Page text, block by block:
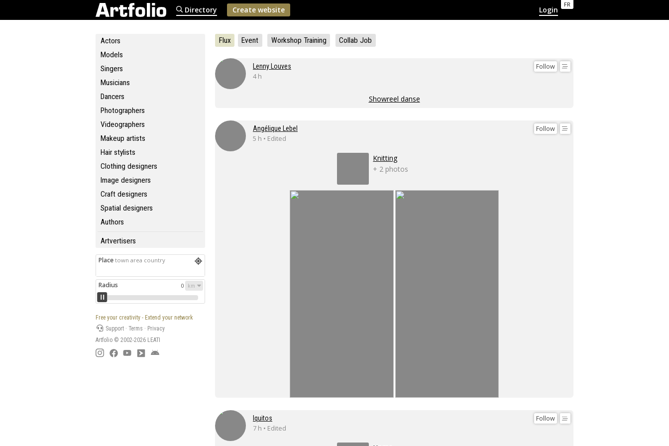
FR
Directory Create website Login
Actors
Models
Singers
Musicians
Dancers
Photographers
Videographers
Makeup artists
Hair stylists
Clothing designers
Image designers
Craft designers
Spatial designers
Authors
Artvertisers
Place town area country
Radius 0
Free your creativity - Extend your network
Support ·Terms · Privacy
Artfolio © 2002-2026 LEATI
Flux Event Workshop Training Collab Job
Follow
Lenny Louves
4 h
Showreel danse
Follow
Angélique Lebel
5 h • Edited
Knitting
+ 2 photos
Follow
Iquitos
7 h • Edited